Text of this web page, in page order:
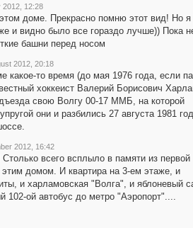
2012, 12:28
доме. Прекрасно помню этот вид! Но
и видно было все гораздо лучше)) Пока
башни перед носом
2012, 20:18
какое-то время (до мая 1976 года, если
хоккеист Валерий Борисович
свою Волгу 00-17 ММБ, на которой
они и разбились 27 августа 1981
2012, 16:42
всего всплыло в памяти из
этим домом. И квартира на 3-ем этаже, и
и харламовская "Волга", и яблоневый
102-ой автобус до метро "Аэропорт"....